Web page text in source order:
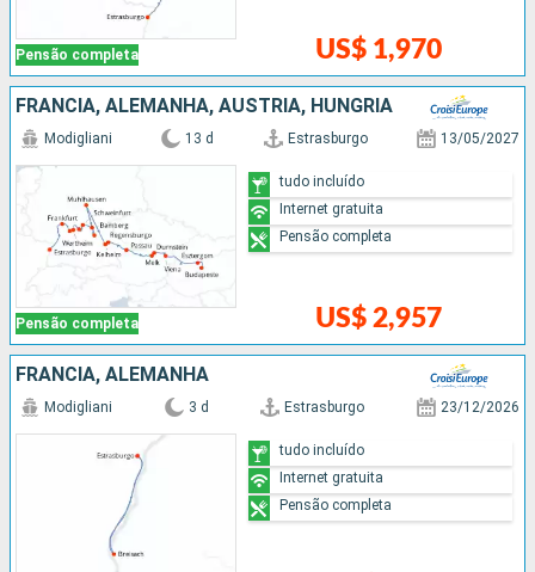
Pensão completa US$ 1,970
FRANCIA, ALEMANHA, AUSTRIA, HUNGRIA
Pensão completa
Modigliani 13 d Estrasburgo 13/05/2027
US$ 2,957
tudo incluído
Internet gratuita
Pensão completa
FRANCIA, ALEMANHA
Modigliani 3 d Estrasburgo 23/12/2026
tudo incluído
Internet gratuita
Pensão completa